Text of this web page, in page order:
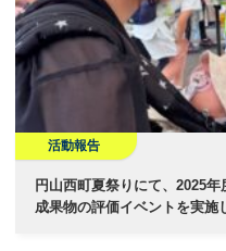
ョ
ン
活動報告
円山西町夏祭りにて、2025
成果物の評価イベントを実施